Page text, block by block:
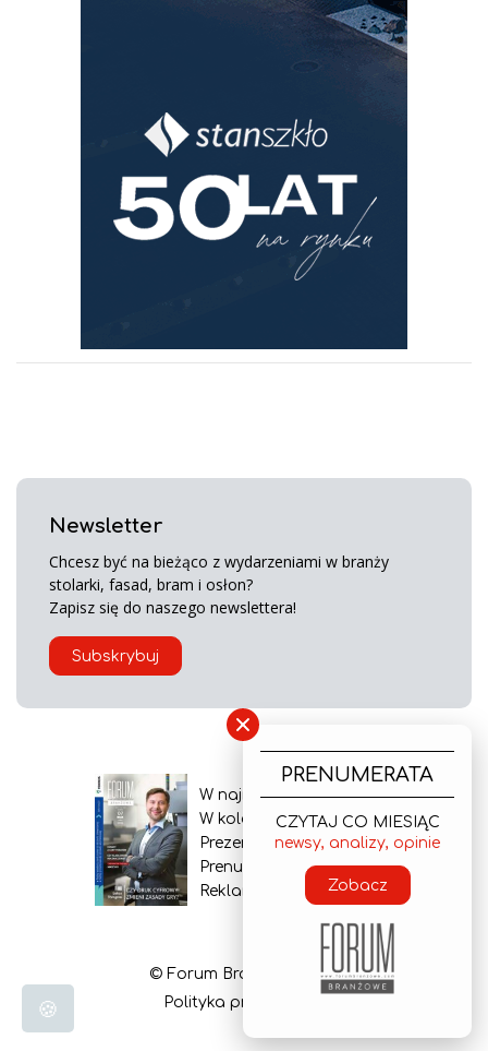
Newsletter
Chcesz być na bieżąco z wydarzeniami w branży
stolarki, fasad, bram i osłon?
Zapisz się do naszego newslettera!
Subskrybuj
W najnowszym wydaniu
W kolejnym numerze
Prezentacja gazety
Prenumerata
Reklama
© Forum Branżowe 2026
Polityka prywatności
×
PRENUMERATA
CZYTAJ CO MIESIĄC
newsy, analizy, opinie
Zobacz
🍪